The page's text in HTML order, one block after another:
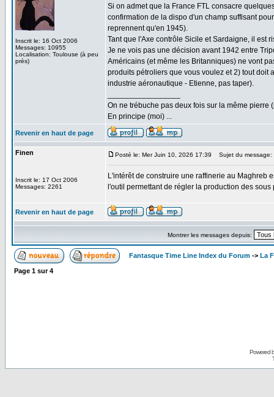
Inscrit le: 16 Oct 2006
Messages: 10955
Localisation: Toulouse (à peu
près)
Si on admet que la France FTL consacre
confirmation de la dispo d'un champ suffisant
reprennent qu'en 1945).
Tant que l'Axe contrôle Sicile et Sardaigne, il est
Je ne vois pas une décision avant 1942 entre
Américains (et même les Britanniques) ne vont
produits pétroliers que vous voulez et 2) tout
industrie aéronautique - Etienne, pas taper).
On ne trébuche pas deux fois sur la même pierre
En principe (moi) ...
Revenir en haut de page
Finen
Inscrit le: 17 Oct 2006
Messages: 2261
Posté le: Mer Juin 10, 2026 17:39 Sujet du message:
L'intérêt de construire une raffinerie au Maghreb
l'outil permettant de régler la production des
Revenir en haut de page
Montrer les messages depuis:
Fantasque Time Line Index du Forum -> La
Page 1 sur4
Powered